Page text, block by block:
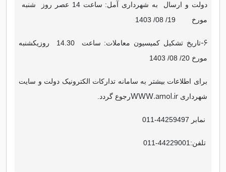
دولت و ارسال به شهرداری آمل: ساعت 14 عصر روز شنبه
مورخ 19/ 08/ 1403
-6
تاریخ تشکیل کمیسیون معاملات: ساعت 14.30 روزیکشنبه
مورخ 20/ 08/ 1403
برای اطلاعات بیشتر به سامانه تدارکات الکترونیک دولت و سایت
شهرداری WWW.amol.irرجوع گردد.
نمابر 44259497-011
تلفن:44229001-011